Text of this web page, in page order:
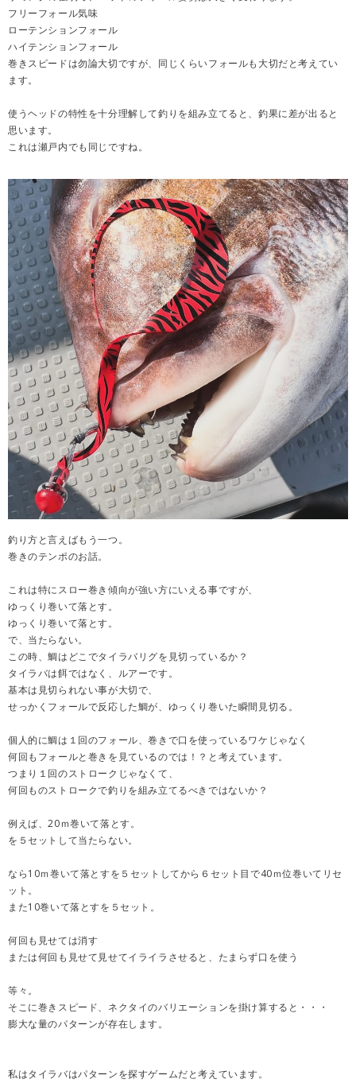
フリーフォール気味
ローテンションフォール
ハイテンションフォール
巻きスピードは勿論大切ですが、同じくらいフォールも大切だと考えてい
ます。
使うヘッドの特性を十分理解して釣りを組み立てると、釣果に差が出ると
思います。
これは瀬戸内でも同じですね。
釣り方と言えばもう一つ。
巻きのテンポのお話。
これは特にスロー巻き傾向が強い方にいえる事ですが、
ゆっくり巻いて落とす。
ゆっくり巻いて落とす。
で、当たらない。
この時、鯛はどこでタイラバリグを見切っているか？
タイラバは餌ではなく、ルアーです。
基本は見切られない事が大切で、
せっかくフォールで反応した鯛が、ゆっくり巻いた瞬間見切る。
個人的に鯛は１回のフォール、巻きで口を使っているワケじゃなく
何回もフォールと巻きを見ているのでは！？と考えています。
つまり１回のストロークじゃなくて、
何回ものストロークで釣りを組み立てるべきではないか？
例えば、20ｍ巻いて落とす。
を５セットして当たらない。
なら10ｍ巻いて落とすを５セットしてから６セット目で40ｍ位巻いてリセ
ット。
また10巻いて落とすを５セット。
何回も見せては消す
または何回も見せて見せてイライラさせると、たまらず口を使う
等々。
そこに巻きスピード、ネクタイのバリエーションを掛け算すると・・・
膨大な量のパターンが存在します。
私はタイラバはパターンを探すゲームだと考えています。